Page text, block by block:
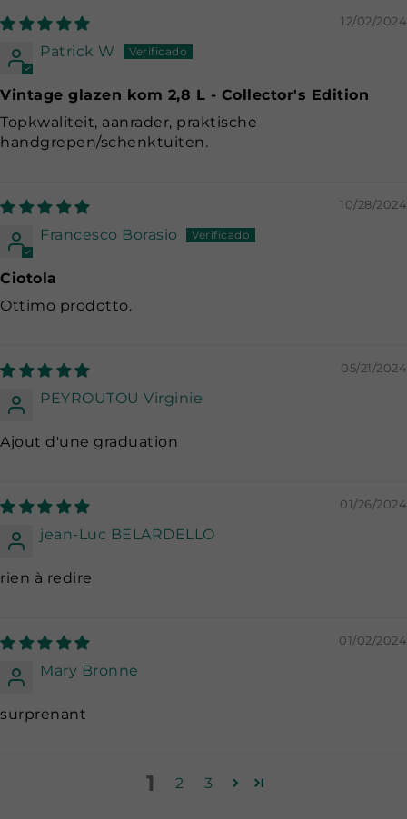
12/02/2024
Patrick W
Vintage glazen kom 2,8 L - Collector's Edition
Topkwaliteit, aanrader, praktische
handgrepen/schenktuiten.
10/28/2024
Francesco Borasio
Ciotola
Ottimo prodotto.
05/21/2024
PEYROUTOU Virginie
Ajout d'une graduation
01/26/2024
jean-Luc BELARDELLO
rien à redire
01/02/2024
Mary Bronne
surprenant
1 2 3